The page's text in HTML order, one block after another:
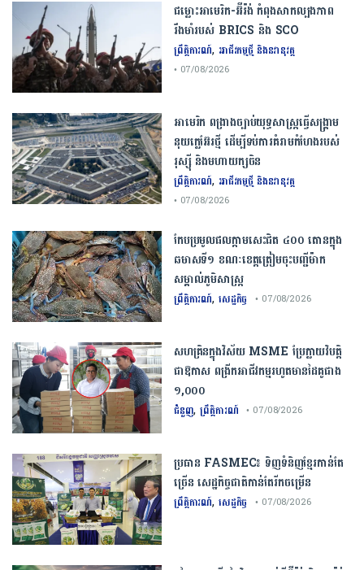
ជម្លោះ​អាមេរិក​-​អ៊ីរ៉ង់​ ​កំពុង​សាកល្បង​ភាព​
រឹងមាំ​របស់​ ​BRICS​ ​និង​ ​SCO​
ព្រឹត្តិការណ៍, អាជីវកម្មថ្មី និងនវានុវត្ត
• 07/08/2026
​អាមេរិក​ ពង្រាងច្បាប់​យុទ្ធសាស្ត្រ​ធ្វើ​សង្គ្រាម​
នុយក្លេអ៊ែរ​ថ្មី ដើម្បីទប់ការគំរាមកំហែងរបស់​
រុស្ស៊ី និងមហាយក្សចិន
ព្រឹត្តិការណ៍, អាជីវកម្មថ្មី និងនវានុវត្ត
• 07/08/2026
កែប​ប្រមូល​ផល​ក្តាម​សេះ​ជិត​ ​៤០០ ​តោន​ក្នុង​
ឆមាស​ទី​១​ ​ខណៈ​ខេត្ត​ត្រៀម​ចុះបញ្ជី​ម៉ាក​
សម្គាល់​ភូមិសាស្ត្រ​
ព្រឹត្តិការណ៍, សេដ្ឋកិច្ច • 07/08/2026
សហគ្រិនក្នុងវិស័យ MSME ប្រែក្លាយវិបត្តិ
ជាឱកាស ពង្រីកអាជីវកម្មរហូតមានដៃគូជាង
១,០០០
ជំនួញ,ព្រឹត្តិការណ៍ • 07/08/2026
ប្រធាន​​ ​FASMEC​៖​ ​ទិញ​ទំនិញ​ខ្មែរ​កាន់តែ​
ច្រើន​ ​សេដ្ឋកិច្ច​ជាតិ​កាន់តែ​រីកចម្រើន​
ព្រឹត្តិការណ៍, សេដ្ឋកិច្ច • 07/08/2026